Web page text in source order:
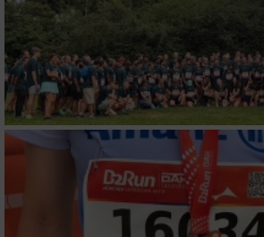
Notwendig
Performance
Funktional